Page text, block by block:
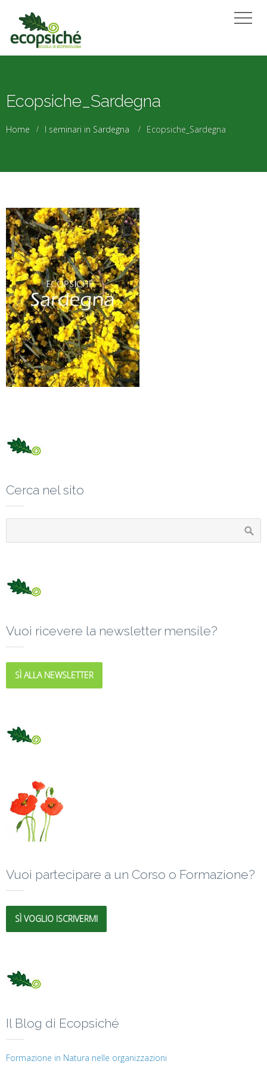
Ecopsiche_Sardegna
Home I seminari in Sardegna Ecopsiche_Sardegna
Cerca nel sito
Vuoi ricevere la newsletter mensile?
SÌ ALLA NEWSLETTER
Vuoi partecipare a un Corso o Formazione?
SÌ VOGLIO ISCRIVERMI
Il Blog di Ecopsiché
Formazione in Natura nelle organizzazioni